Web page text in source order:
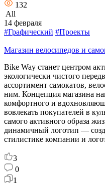
132
All
14 февраля
#Графический #Проекты
Магазин велосипедов и
Bike Way станет центром
экологически чистого
ассортимент самокатов,
ним. Концепция магазина
комфортного и
вовлекать покупателей в
самого активного образа
динамичный логотип —
стилистике компании и
3
0
1